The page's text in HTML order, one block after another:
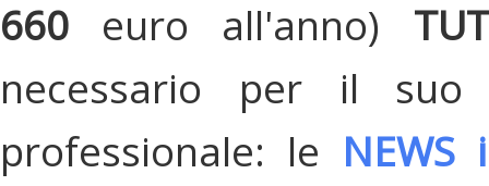
660 euro all'anno)
necessario per il suo
professionale: le